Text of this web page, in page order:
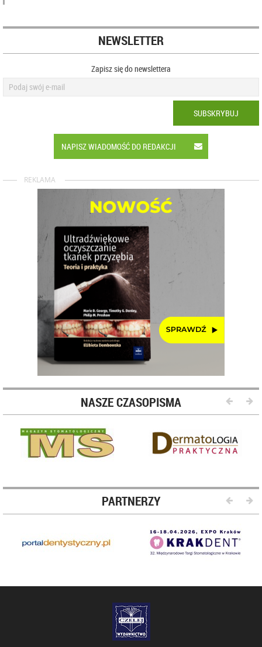
NEWSLETTER
Zapisz się do newslettera
SUBSKRYBUJ
NAPISZ WIADOMOŚĆ DO REDAKCJI
REKLAMA
NASZE CZASOPISMA
PARTNERZY